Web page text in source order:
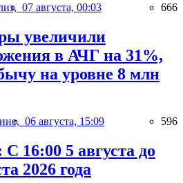
07 августа, 00:03 666
увеличили
в АЧГ на 31%,
на уровне 8 млн
06 августа, 15:09 596
16:00 5 августа до
2026 года